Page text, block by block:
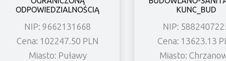
ODPOWIEDZIALNOŚCIĄ
NIP: 9662131668
Cena: 102247.50 PLN
Miasto: Puławy
KUNC_BUD
NIP:
Cena: 13623.13
Miasto: